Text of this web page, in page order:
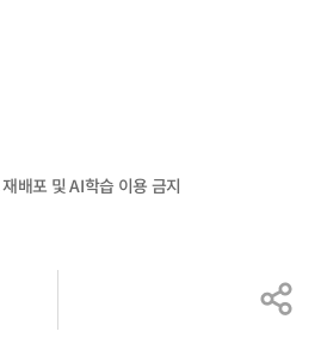
포 및 AI학습 이용 금지